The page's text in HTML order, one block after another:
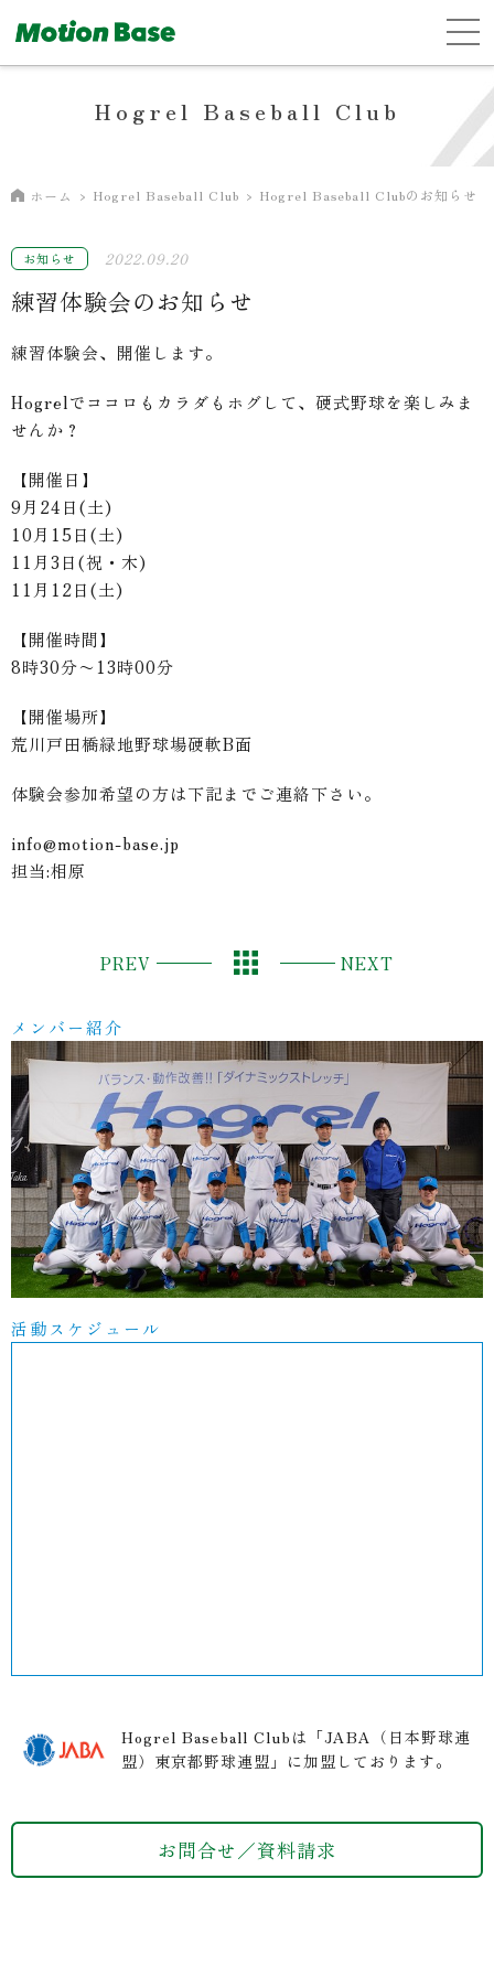
Hogrel Baseball Club
ホーム Hogrel Baseball Club Hogrel Baseball Clubのお知らせ
練習体験会のお知らせ
お知らせ 2022.09.20
練習体験会、開催します。
Hogrelでココロもカラダもホグして、硬式野球を楽しみま
せんか？
【開催日】
9月24日(土)
10月15日(土)
11月3日(祝・木)
11月12日(土)
【開催時間】
8時30分〜13時00分
【開催場所】
荒川戸田橋緑地野球場硬軟B面
体験会参加希望の方は下記までご連絡下さい。
info@motion-base.jp
担当:相原
PREV NEXT
メンバー紹介
活動スケジュール
Hogrel Baseball Clubは「JABA（日本野球連
盟）東京都野球連盟」に加盟しております。
お問合せ／資料請求